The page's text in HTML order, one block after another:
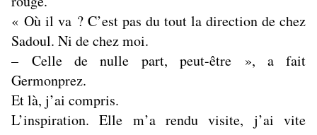
« Où il va ? C’est pas du tout la direction de chez
Sadoul. Ni de chez moi.
– Celle de nulle part, peut-être », a fait
Germonprez.
Et là, j’ai compris.
L’inspiration. Elle m’a rendu visite, j’ai vite